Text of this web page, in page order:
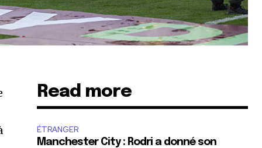
Read more
ÉTRANGER
Manchester City : Rodri a donné son